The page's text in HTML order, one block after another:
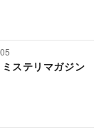
ステリマガジン